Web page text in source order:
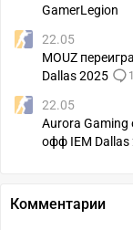
GamerLegion
22.05
MOUZ
Dallas 2025
22.05
Aurora Gaming
офф IEM Dallas
Комментарии